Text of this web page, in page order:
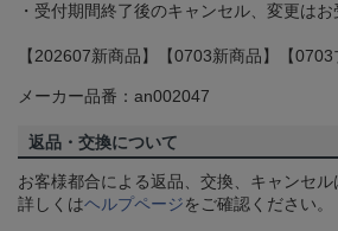
・受付期間終了後のキャンセル、変更はお
【202607新商品】【0703新商品】【0703
メーカー品番：an002047
返品・交換について
お客様都合による返品、交換、キャンセル
詳しくはヘルプページをご確認ください。